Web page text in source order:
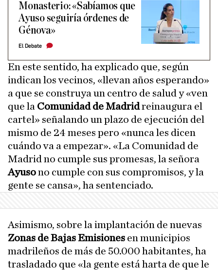
Monasterio: «Sabíamos que
Ayuso seguiría órdenes de
Génova»
El Debate
En este sentido, ha explicado que, según
indican los vecinos, «llevan años esperando»
a que se construya un centro de salud y «ven
que la Comunidad de Madridreinaugura el
cartel» señalando un plazo de ejecución del
mismo de 24 meses pero «nunca les dicen
cuándo va a empezar». «La Comunidad de
Madrid no cumple sus promesas, la señora
Ayusono cumple con sus compromisos, y la
gente se cansa», ha sentenciado.
Asimismo, sobre la implantación de nuevas
Zonas de Bajas Emisiones en municipios
madrileños de más de 50.000 habitantes, ha
trasladado que «la gente está harta de que le